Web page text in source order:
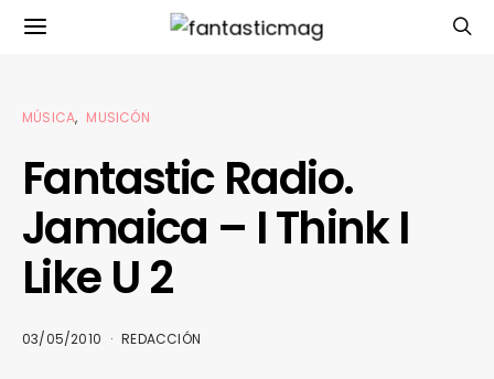
MÚSICA MUSICÓN
Fantastic Radio.
Jamaica – I Think I
Like U 2
03/05/2010 REDACCIÓN